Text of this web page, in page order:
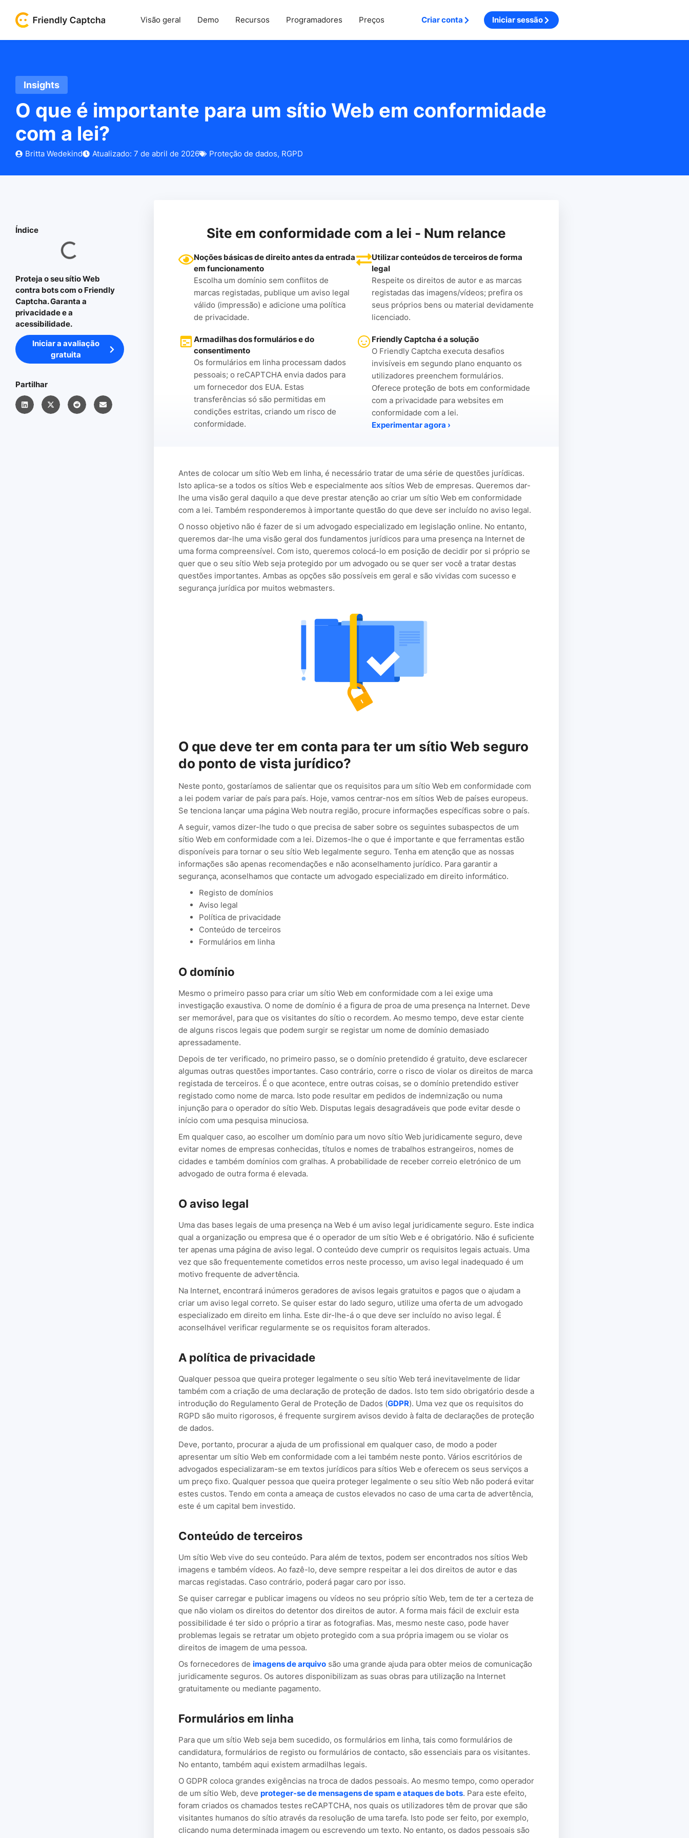
Visão geral Demo Recursos Programadores Preços Criar conta Iniciar sessão
Insights
O que é importante para um sítio Web em conformidade
com a lei?
Britta Wedekind Atualizado: 7 de abril de 2026 Proteção de dados, RGPD
Índice
Proteja o seu sítio Web
contra bots com o Friendly
Captcha. Garanta a
privacidade e a
acessibilidade.
Iniciar a avaliação
gratuita
Partilhar
Site em conformidade com a lei - Num relance
Noções básicas de direito antes da entrada
em funcionamento
Escolha um domínio sem conflitos de
marcas registadas, publique um aviso legal
válido (impressão) e adicione uma política
de privacidade.
Armadilhas dos formulários e do
consentimento
Os formulários em linha processam dados
pessoais; o reCAPTCHA envia dados para
um fornecedor dos EUA. Estas
transferências só são permitidas em
condições estritas, criando um risco de
conformidade.
Utilizar conteúdos de terceiros de forma
legal
Respeite os direitos de autor e as marcas
registadas das imagens/vídeos; prefira os
seus próprios bens ou material devidamente
licenciado.
Friendly Captcha é a solução
O Friendly Captcha executa desafios
invisíveis em segundo plano enquanto os
utilizadores preenchem formulários.
Oferece proteção de bots em conformidade
com a privacidade para websites em
conformidade com a lei.
Experimentar agora ›
Antes de colocar um sítio Web em linha, é necessário tratar de uma série de questões jurídicas.
Isto aplica-se a todos os sítios Web e especialmente aos sítios Web de empresas. Queremos dar-
lhe uma visão geral daquilo a que deve prestar atenção ao criar um sítio Web em conformidade
com a lei. Também responderemos à importante questão do que deve ser incluído no aviso legal.
O nosso objetivo não é fazer de si um advogado especializado em legislação online. No entanto,
queremos dar-lhe uma visão geral dos fundamentos jurídicos para uma presença na Internet de
uma forma compreensível. Com isto, queremos colocá-lo em posição de decidir por si próprio se
quer que o seu sítio Web seja protegido por um advogado ou se quer ser você a tratar destas
questões importantes. Ambas as opções são possíveis em geral e são vividas com sucesso e
segurança jurídica por muitos webmasters.
O que deve ter em conta para ter um sítio Web seguro
do ponto de vista jurídico?
Neste ponto, gostaríamos de salientar que os requisitos para um sítio Web em conformidade com
a lei podem variar de país para país. Hoje, vamos centrar-nos em sítios Web de países europeus.
Se tenciona lançar uma página Web noutra região, procure informações específicas sobre o país.
A seguir, vamos dizer-lhe tudo o que precisa de saber sobre os seguintes subaspectos de um
sítio Web em conformidade com a lei. Dizemos-lhe o que é importante e que ferramentas estão
disponíveis para tornar o seu sítio Web legalmente seguro. Tenha em atenção que as nossas
informações são apenas recomendações e não aconselhamento jurídico. Para garantir a
segurança, aconselhamos que contacte um advogado especializado em direito informático.
Registo de domínios
Aviso legal
Política de privacidade
Conteúdo de terceiros
Formulários em linha
O domínio
Mesmo o primeiro passo para criar um sítio Web em conformidade com a lei exige uma
investigação exaustiva. O nome de domínio é a figura de proa de uma presença na Internet. Deve
ser memorável, para que os visitantes do sítio o recordem. Ao mesmo tempo, deve estar ciente
de alguns riscos legais que podem surgir se registar um nome de domínio demasiado
apressadamente.
Depois de ter verificado, no primeiro passo, se o domínio pretendido é gratuito, deve esclarecer
algumas outras questões importantes. Caso contrário, corre o risco de violar os direitos de marca
registada de terceiros. É o que acontece, entre outras coisas, se o domínio pretendido estiver
registado como nome de marca. Isto pode resultar em pedidos de indemnização ou numa
injunção para o operador do sítio Web. Disputas legais desagradáveis que pode evitar desde o
início com uma pesquisa minuciosa.
Em qualquer caso, ao escolher um domínio para um novo sítio Web juridicamente seguro, deve
evitar nomes de empresas conhecidas, títulos e nomes de trabalhos estrangeiros, nomes de
cidades e também domínios com gralhas. A probabilidade de receber correio eletrónico de um
advogado de outra forma é elevada.
O aviso legal
Uma das bases legais de uma presença na Web é um aviso legal juridicamente seguro. Este indica
qual a organização ou empresa que é o operador de um sítio Web e é obrigatório. Não é suficiente
ter apenas uma página de aviso legal. O conteúdo deve cumprir os requisitos legais actuais. Uma
vez que são frequentemente cometidos erros neste processo, um aviso legal inadequado é um
motivo frequente de advertência.
Na Internet, encontrará inúmeros geradores de avisos legais gratuitos e pagos que o ajudam a
criar um aviso legal correto. Se quiser estar do lado seguro, utilize uma oferta de um advogado
especializado em direito em linha. Este dir-lhe-á o que deve ser incluído no aviso legal. É
aconselhável verificar regularmente se os requisitos foram alterados.
A política de privacidade
Qualquer pessoa que queira proteger legalmente o seu sítio Web terá inevitavelmente de lidar
também com a criação de uma declaração de proteção de dados. Isto tem sido obrigatório desde a
introdução do Regulamento Geral de Proteção de Dados (GDPR). Uma vez que os requisitos do
RGPD são muito rigorosos, é frequente surgirem avisos devido à falta de declarações de proteção
de dados.
Deve, portanto, procurar a ajuda de um profissional em qualquer caso, de modo a poder
apresentar um sítio Web em conformidade com a lei também neste ponto. Vários escritórios de
advogados especializaram-se em textos jurídicos para sítios Web e oferecem os seus serviços a
um preço fixo. Qualquer pessoa que queira proteger legalmente o seu sítio Web não poderá evitar
estes custos. Tendo em conta a ameaça de custos elevados no caso de uma carta de advertência,
este é um capital bem investido.
Conteúdo de terceiros
Um sítio Web vive do seu conteúdo. Para além de textos, podem ser encontrados nos sítios Web
imagens e também vídeos. Ao fazê-lo, deve sempre respeitar a lei dos direitos de autor e das
marcas registadas. Caso contrário, poderá pagar caro por isso.
Se quiser carregar e publicar imagens ou vídeos no seu próprio sítio Web, tem de ter a certeza de
que não violam os direitos do detentor dos direitos de autor. A forma mais fácil de excluir esta
possibilidade é ter sido o próprio a tirar as fotografias. Mas, mesmo neste caso, pode haver
problemas legais se retratar um objeto protegido com a sua própria imagem ou se violar os
direitos de imagem de uma pessoa.
Os fornecedores de imagens de arquivo são uma grande ajuda para obter meios de comunicação
juridicamente seguros. Os autores disponibilizam as suas obras para utilização na Internet
gratuitamente ou mediante pagamento.
Formulários em linha
Para que um sítio Web seja bem sucedido, os formulários em linha, tais como formulários de
candidatura, formulários de registo ou formulários de contacto, são essenciais para os visitantes.
No entanto, também aqui existem armadilhas legais.
O GDPR coloca grandes exigências na troca de dados pessoais. Ao mesmo tempo, como operador
de um sítio Web, deve proteger-se de mensagens de spam e ataques de bots. Para este efeito,
foram criados os chamados testes reCAPTCHA, nos quais os utilizadores têm de provar que são
visitantes humanos do sítio através da resolução de uma tarefa. Isto pode ser feito, por exemplo,
clicando numa determinada imagem ou escrevendo um texto. No entanto, os dados pessoais são